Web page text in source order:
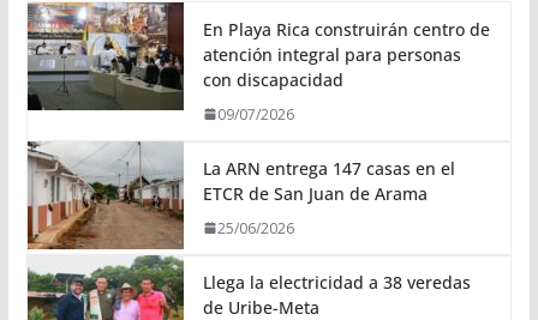
En Playa Rica construirán centro de
atención integral para personas
con discapacidad
09/07/2026
La ARN entrega 147 casas en el
ETCR de San Juan de Arama
25/06/2026
Llega la electricidad a 38 veredas
de Uribe-Meta